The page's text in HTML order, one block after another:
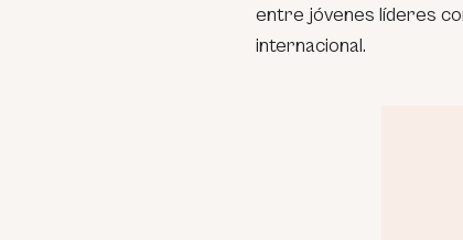
entre jóvenes líderes
internacional.